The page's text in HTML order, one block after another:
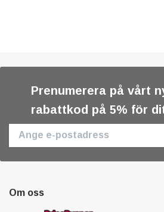
Prenumerera på vårt
rabattkod på 5% för
Om oss